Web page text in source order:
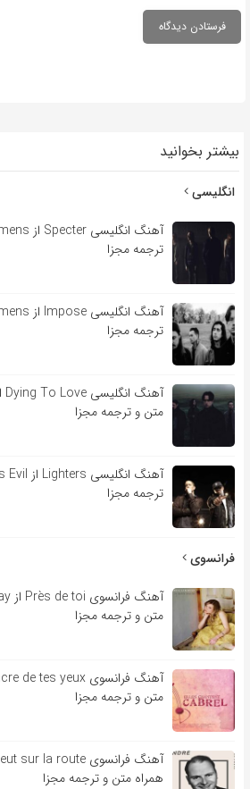
بیشتر بخوانید
انگلیسی
ترجمه مجزا
ترجمه مجزا
متن و ترجمه مجزا
ترجمه مجزا
فرانسوی
متن و ترجمه مجزا
متن و ترجمه مجزا
همراه متن و ترجمه مجزا